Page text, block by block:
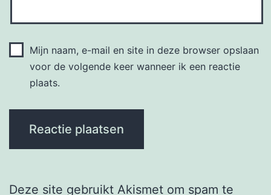
Mijn naam, e-mail en site in deze browser opslaan
voor de volgende keer wanneer ik een reactie
plaats.
Deze site gebruikt Akismet om spam te